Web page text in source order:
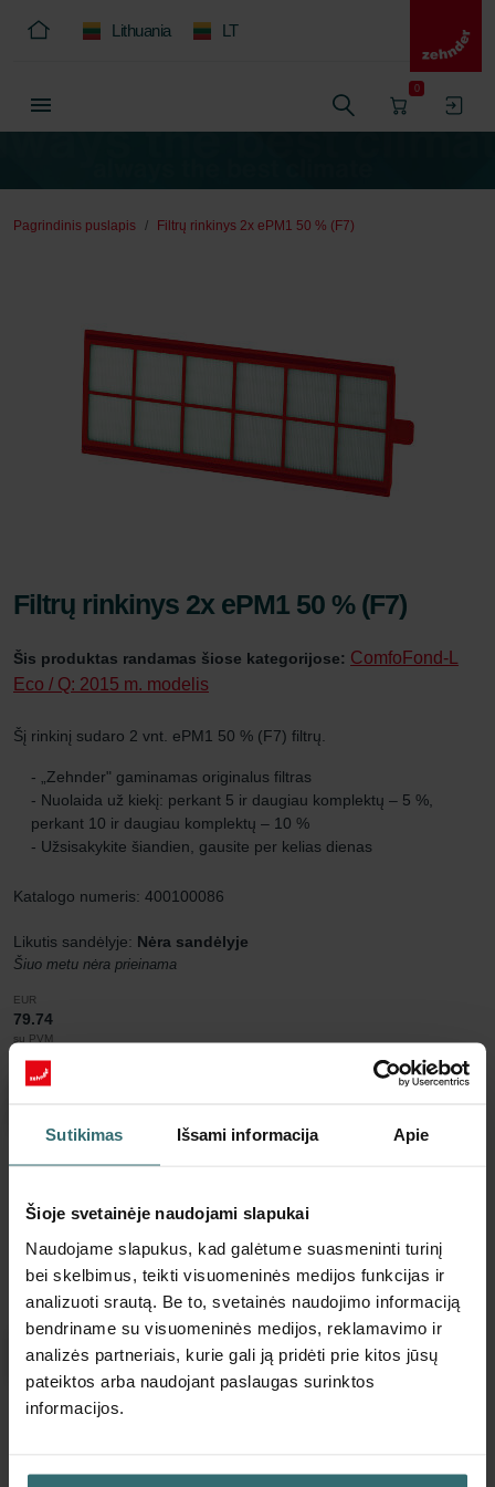
Sutikimas Išsami informacija Apie
Šioje svetainėje naudojami slapukai
Naudojame slapukus, kad galėtume suasmeninti turinį
bei skelbimus, teikti visuomeninės medijos funkcijas ir
analizuoti srautą. Be to, svetainės naudojimo informaciją
bendriname su visuomeninės medijos, reklamavimo ir
analizės partneriais, kurie gali ją pridėti prie kitos jūsų
pateiktos arba naudojant paslaugas surinktos
informacijos.
Lithuania LT
0
Pagrindinis puslapis Filtrų rinkinys 2x ePM1 50 % (F7)
Filtrų rinkinys 2x ePM1 50 % (F7)
Šis produktas randamas šiose kategorijose: ComfoFond-L
Eco / Q: 2015 m. modelis
Šį rinkinį sudaro 2 vnt. ePM1 50 % (F7) filtrų.
- „Zehnder" gaminamas originalus filtras
- Nuolaida už kiekį: perkant 5 ir daugiau komplektų – 5 %,
perkant 10 ir daugiau komplektų – 10 %
- Užsisakykite šiandien, gausite per kelias dienas
Katalogo numeris: 400100086
Likutis sandėlyje: Nėra sandėlyje
Šiuo metu nėra prieinama
EUR
79.74
su PVM
Gaukite produktą su 15% nuolaida
(Pasiūlymas galioja tik privatiems klientams)
EUR
67.78 79.74
be pristatymo mokesčių
Prenumeruoti